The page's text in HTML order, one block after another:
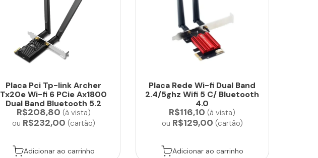
Placa Pci Tp-link Archer
Tx20e Wi-fi 6 PCie Ax1800
Dual Band Bluetooth 5.2
R$208,80 (à vista)
ou R$232,00 (cartão)
Adicionar ao carrinho
Placa Rede Wi-fi Dual Band
2.4/5ghz Wifi 5 C/ Bluetooth
4.0
R$116,10 (à vista)
ou R$129,00 (cartão)
Adicionar ao carrinho